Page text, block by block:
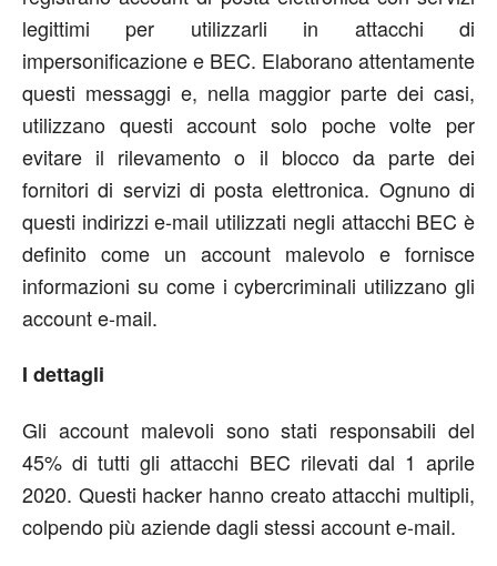
legittimi per utilizzarli in attacchi di
impersonificazione e BEC. Elaborano attentamente
questi messaggi e, nella maggior parte dei casi,
utilizzano questi account solo poche volte per
evitare il rilevamento o il blocco da parte dei
fornitori di servizi di posta elettronica. Ognuno di
questi indirizzi e-mail utilizzati negli attacchi BEC è
definito come un account malevolo e fornisce
informazioni su come i cybercriminali utilizzano gli
account e-mail.
I dettagli
Gli account malevoli sono stati responsabili del
45% di tutti gli attacchi BEC rilevati dal 1 aprile
2020. Questi hacker hanno creato attacchi multipli,
colpendo più aziende dagli stessi account e-mail.